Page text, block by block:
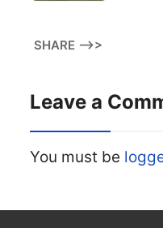
SHARE -->>
Leave a
You must be